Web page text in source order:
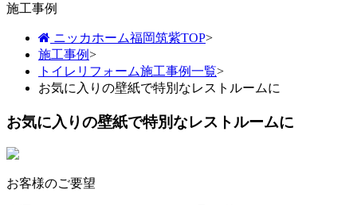
施工事例
ニッカホーム福岡筑紫TOP>
施工事例>
トイレリフォーム施工事例一覧>
お気に入りの壁紙で特別なレストルームに
お気に入りの壁紙で特別なレストルームに
お客様のご要望